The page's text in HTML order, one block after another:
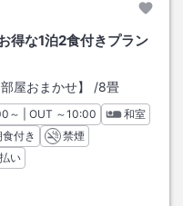
な1泊2食付きプラン
屋おまかせ】 /8畳
クイン
～ | OUT チェックアウト
～10:00
和室
付き
禁煙
い